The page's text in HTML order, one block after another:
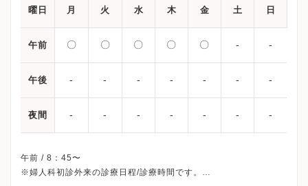
曜日 月 火 水 木 金 土 日
午前 〇 〇 〇 〇 〇 - -
午後 - - - - - - -
夜間 - - - - - - -
午前 / 8：45〜
※婦人科初診外来の診療日程/診療時間です。